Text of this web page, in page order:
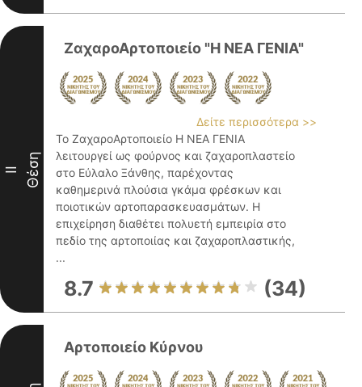
II Θέση
ΖαχαροΑρτοποιείο "Η ΝΕΑ ΓΕΝΙΑ"
Δείτε περισσότερα >>
Το ΖαχαροΑρτοποιείο Η ΝΕΑ ΓΕΝΙΑ
λειτουργεί ως φούρνος και ζαχαροπλαστείο
στο Εύλαλο Ξάνθης, παρέχοντας
καθημερινά πλούσια γκάμα φρέσκων και
ποιοτικών αρτοπαρασκευασμάτων. Η
επιχείρηση διαθέτει πολυετή εμπειρία στο
πεδίο της αρτοποιίας και ζαχαροπλαστικής,
...
8.7 (34)
Αρτοποιείο Κύρνου